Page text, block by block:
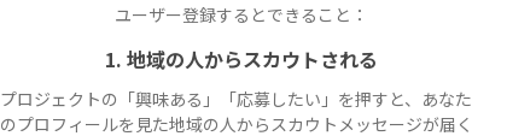
ユーザー登録するとできること：
1. 地域の人からスカウトされる
プロジェクトの「興味ある」「応募したい」を押すと、あなた
のプロフィールを見た地域の人からスカウトメッセージが届く